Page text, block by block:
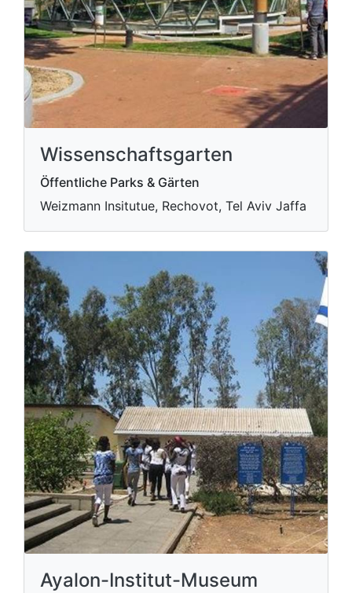
Wissenschaftsgarten
Öffentliche Parks & Gärten
Weizmann Insitutue, Rechovot, Tel Aviv Jaffa
Ayalon-Institut-Museum